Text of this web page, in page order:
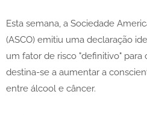
Esta semana, a Sociedade
(ASCO) emitiu uma declaração
um fator de risco "definitivo" para
destina-se a aumentar a
entre álcool e câncer.